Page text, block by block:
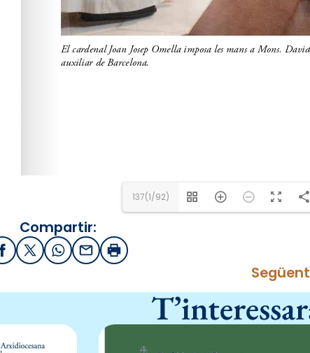
137(1/92)
Compartir:
FacebookX / Twitter
WhatsApp
EmailImprimir
Següent